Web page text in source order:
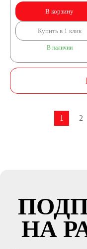
В корзину
Купить в 1 клик
В наличии
1 2
НА